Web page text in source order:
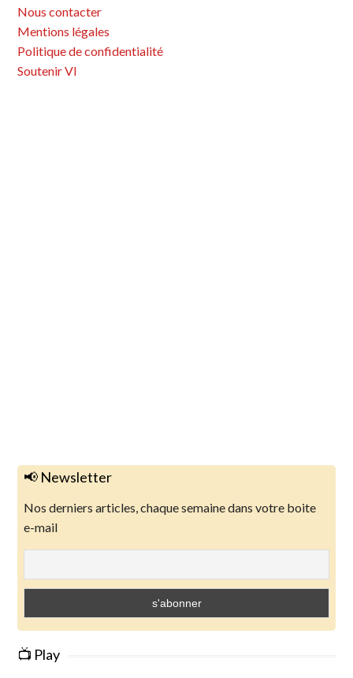
Nous contacter
Mentions légales
Politique de confidentialité
Soutenir VI
📢 Newsletter
Nos derniers articles, chaque semaine dans votre boite
e-mail
📺 Play